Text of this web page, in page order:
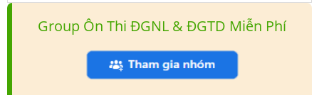
Group Ôn Thi ĐGNL & ĐGTD Miễn Phí